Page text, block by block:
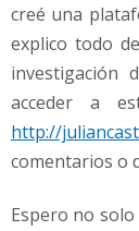
creé una
explico todo
investigación
acceder a
http://
comentarios o
Espero no